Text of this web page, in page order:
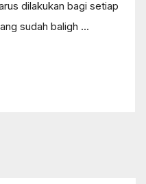
dilakukan bagi setiap
sudah baligh ...